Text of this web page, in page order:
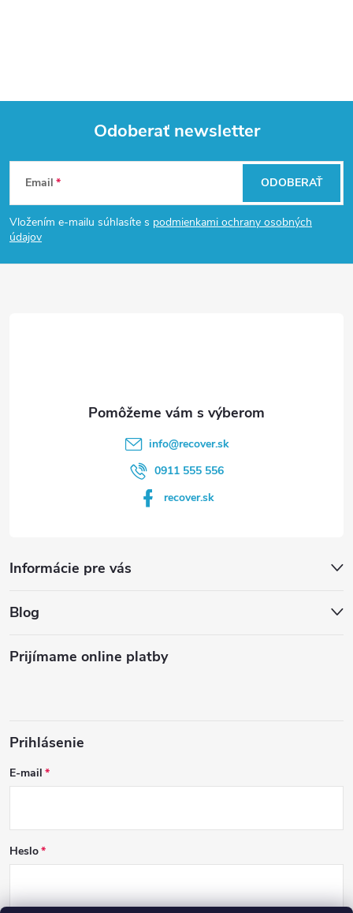
Z
á
p
Odoberať newsletter
Email
Vložením e-mailu súhlasíte s podmienkami ochrany osobných
údajov
ODOBERAŤ
info@recover.sk
0911 555 556
recover.sk
Informácie pre vás
Blog
Prijímame online platby
Prihlásenie
E-mail
Heslo